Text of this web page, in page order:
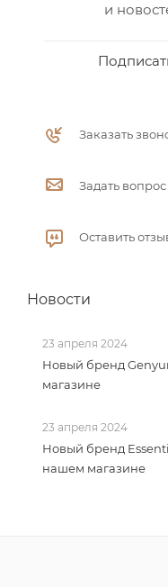
и
Заказать
Задать вопрос
Оставить
Новости
23 апреля 2024
Новый бренд
магазине
23 апреля 2024
Новый бренд
нашем магазине